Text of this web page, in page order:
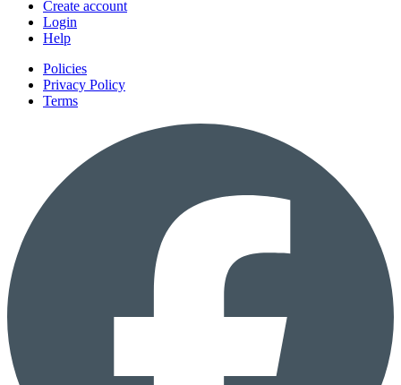
Create account
Login
Help
Policies
Privacy Policy
Terms